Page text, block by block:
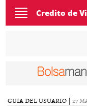
Toggle
navigation
Credito de
GUIA DEL USUARIO | 27